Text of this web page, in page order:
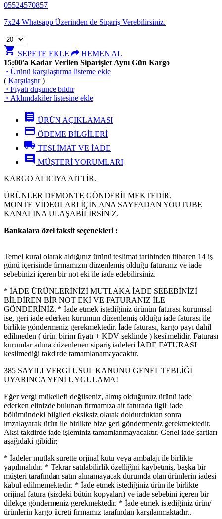
05524570857
7x24 Whatsapp Üzerinden de Sipariş Verebilirsiniz.
shopping_cart SEPETE EKLE
HEMEN AL
15:00'a Kadar Verilen Siparişler Aynı Gün Kargo
· Ürünü karşılaştırma listeme ekle
( Karşılaştır)
· Fiyatı düşünce bildir
· Aklımdakiler listesine ekle
receipt ÜRÜN AÇIKLAMASI
credit_card ÖDEME BİLGİLERİ
local_shipping TESLİMAT VE İADE
comment MÜŞTERİ YORUMLARI
KARGO ALICIYA AİTTİR.
ÜRÜNLER DEMONTE GÖNDERİLMEKTEDİR.
MONTE VİDEOLARI İÇİN ANA SAYFADAN YOUTUBE
KANALINA ULAŞABİLİRSİNİZ.
Bankalara özel taksit seçenekleri :
Temel kural olarak aldığınız ürünü teslimat tarihinden itibaren 14 iş
günü içerisinde firmamızın düzenlemiş olduğu faturanız ve iade
sebebinizi içeren bir not eki ile iade edebilirsiniz.
* İADE ÜRÜNLERİNİZİ MUTLAKA İADE SEBEBİNİZİ
BİLDİREN BİR NOT EKİ VE FATURANIZ İLE
GÖNDERİNİZ. * İade etmek istediğiniz ürünün faturası kurumsal
ise, geri iade ederken kurumun düzenlemiş olduğu iade faturası ile
birlikte göndermeniz gerekmektedir. İade faturası, kargo payı dahil
edilmeden ( ürün birim fiyatı + KDV şeklinde ) kesilmelidir. Faturası
kurumlar adına düzenlenen sipariş iadeleri İADE FATURASI
kesilmediği takdirde tamamlanamayacaktır.
385 SAYILI VERGİ USUL KANUNU GENEL TEBLİĞİ
UYARINCA YENİ UYGULAMA!
Eğer vergi mükellefi değilseniz, almış olduğunuz ürünü iade
ederken elinizde bulunan firmamıza ait faturada ilgili iade
bölümündeki bilgileri eksiksiz olarak doldurduktan sonra
imzalayarak ürün ile birlikte bize geri göndermeniz gerekmektedir.
Aksi takdirde iade işleminiz tamamlanmayacaktır. Genel iade şartları
aşağıdaki gibidir;
* İadeler mutlak surette orjinal kutu veya ambalajı ile birlikte
yapılmalıdır. * Tekrar satılabilirlik özelliğini kaybetmiş, başka bir
müşteri tarafından satın alınamayacak durumda olan ürünlerin iadesi
kabul edilmemektedir. * İade etmek istediğiniz ürün ile birlikte
orijinal fatura (sizdeki bütün kopyaları) ve iade sebebini içeren bir
dilekçe göndermeniz gerekmektedir. * İade etmek istediğiniz ürün/
ürünlerin kargo ücreti firmamız tarafından karşılanmaktadır..